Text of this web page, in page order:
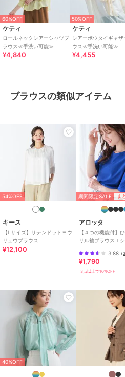
ブランド ケティ
ケティ
商品カテゴリ トップス ／ ブ
性別タイプ
レディース
サイズ M
商品のお取り扱
お手入れ
手洗い、漂白不
不可、自然乾燥
可、ドライ可、
ング可
特徴
トップス
無地/長袖/
/ヘンリ
ック /レギュラ
ブラウス
無地/長袖 /洗
タイル/
ヘン
ック/レギュラ
60%OFF
ケティ
ロールネックシアーシャツブ
ラウス≪手洗い可能≫
¥4,840
50%OFF
ケティ
シアーボウタイギャザ
ウス≪手洗い可能≫
¥4,455
ブラウスの類似アイテム
54%OFF
キース
【Lサイズ】サテンドットヨウ
リュウブラウス
¥12,100
期間限定SALE ま
アロッタ
【４つの機能付】
リル袖ブラウスＴ
3.88 （
¥1,790
3点以上で10%OFF
40%OFF